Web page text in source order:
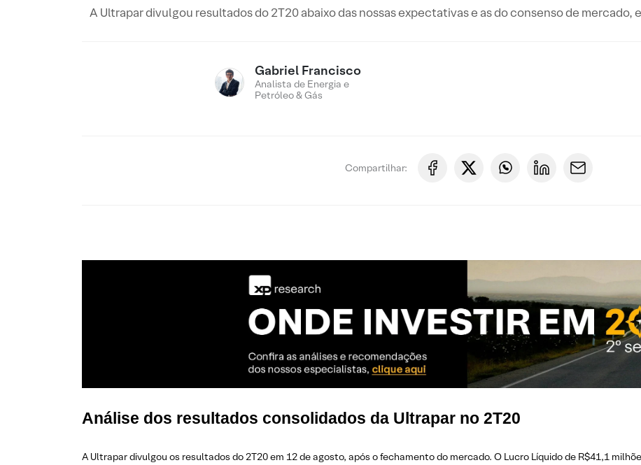
A Ultrapar divulgou resultados do 2T20 abaixo das nossas expectativas e as do consenso de mercado,
Gabriel Francisco
Analista de Energia e
Petróleo & Gás
Compartilhar:
Análise dos resultados consolidados da Ultrapar no 2T20
A Ultrapar divulgou os resultados do 2T20 em 12 de agosto, após o fechamento do mercado. O Lucro Líquido de R$41,1